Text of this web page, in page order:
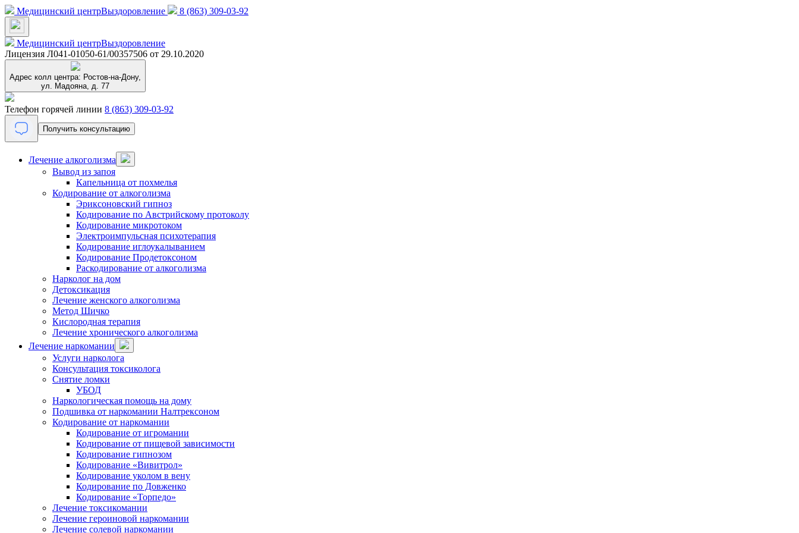
Медицинский центрВыздоровление 8 (863) 309-03-92
Медицинский центрВыздоровление
Лицензия Л041-01050-61/00357506 от 29.10.2020
Адрес колл центра: Ростов-на-Дону,
ул. Мадояна, д. 77
Телефон горячей линии 8 (863) 309-03-92
Получить консультацию
Лечение алкоголизма
Вывод из запоя
Капельница от похмелья
Кодирование от алкоголизма
Эриксоновский гипноз
Кодирование по Австрийскому протоколу
Кодирование микротоком
Электроимпульсная психотерапия
Кодирование иглоукалыванием
Кодирование Продетоксоном
Раскодирование от алкоголизма
Нарколог на дом
Детоксикация
Лечение женского алкоголизма
Метод Шичко
Кислородная терапия
Лечение хронического алкоголизма
Лечение наркомании
Услуги нарколога
Консультация токсиколога
Снятие ломки
УБОД
Наркологическая помощь на дому
Подшивка от наркомании Налтрексоном
Кодирование от наркомании
Кодирование от игромании
Кодирование от пищевой зависимости
Кодирование гипнозом
Кодирование «Вивитрол»
Кодирование уколом в вену
Кодирование по Довженко
Кодирование «Торпедо»
Лечение токсикомании
Лечение героиновой наркомании
Лечение солевой наркомании